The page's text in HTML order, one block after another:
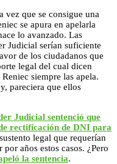
vez que se consigue una
se apura en apelarla
lo avanzado. Las
Judicial serían suficiente
de los ciudadanos que
legal del cual dicen
siempre las apela.
pareciera que ellos
Judicial sentenció que
rectificación de DNI para
legal que requerían
años estos casos. ¿Pero
la sentencia.